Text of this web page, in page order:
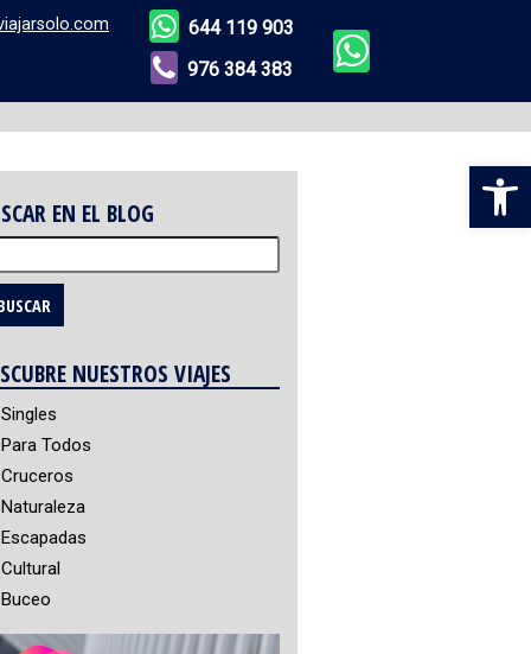
644 119 903
976 384 383
EN EL BLOG
NUESTROS VIAJES
Singles
Para Todos
Cruceros
Naturaleza
Escapadas
Cultural
Buceo